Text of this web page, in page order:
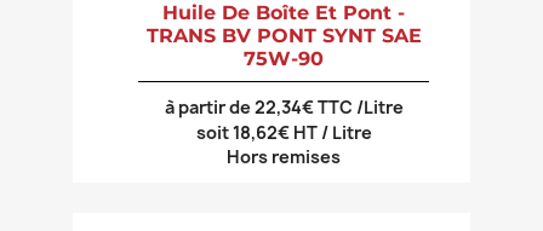
Huile De Boîte Et Pont -
TRANS BV PONT SYNT SAE
75W-90
à partir de 22,34€ TTC /Litre
soit 18,62€ HT / Litre
Hors remises